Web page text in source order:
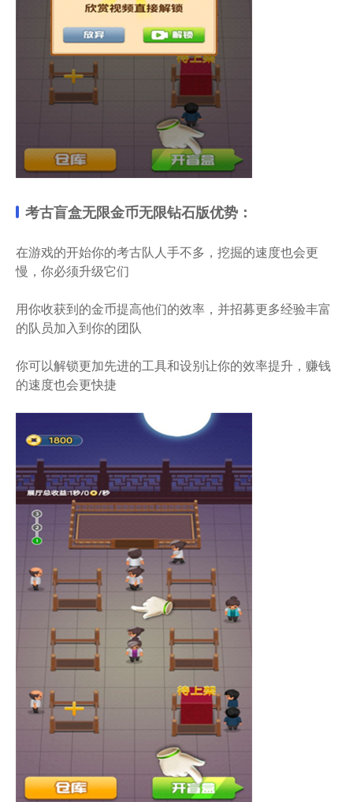
考古盲盒无限金币无限钻石版优势：
在游戏的开始你的考古队人手不多，挖掘的速度也会更
慢，你必须升级它们
用你收获到的金币提高他们的效率，并招募更多经验丰富
的队员加入到你的团队
你可以解锁更加先进的工具和设别让你的效率提升，赚钱
的速度也会更快捷